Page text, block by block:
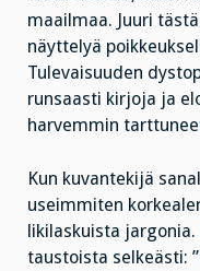
maailmaa. Juuri
näyttelyä
Tulevaisuuden
runsaasti kirjoja ja
harvemmin
Kun kuvantekijä
useimmiten
likilaskuista
taustoista selkeästi: